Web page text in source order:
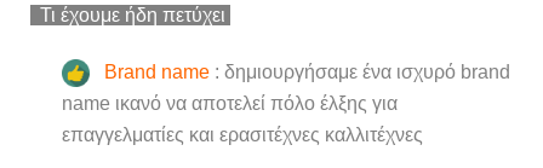
Τι έχουμε ήδη πετύχει
Βrand name : δημιουργήσαμε ένα ισχυρό brand
name ικανό να αποτελεί πόλο έλξης για
επαγγελματίες και ερασιτέχνες καλλιτέχνες